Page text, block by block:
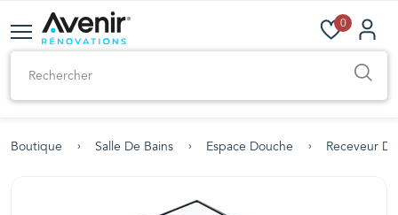
0
Boutique Salle De Bains Espace Douche Receveur